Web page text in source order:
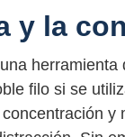
y la
filo si se